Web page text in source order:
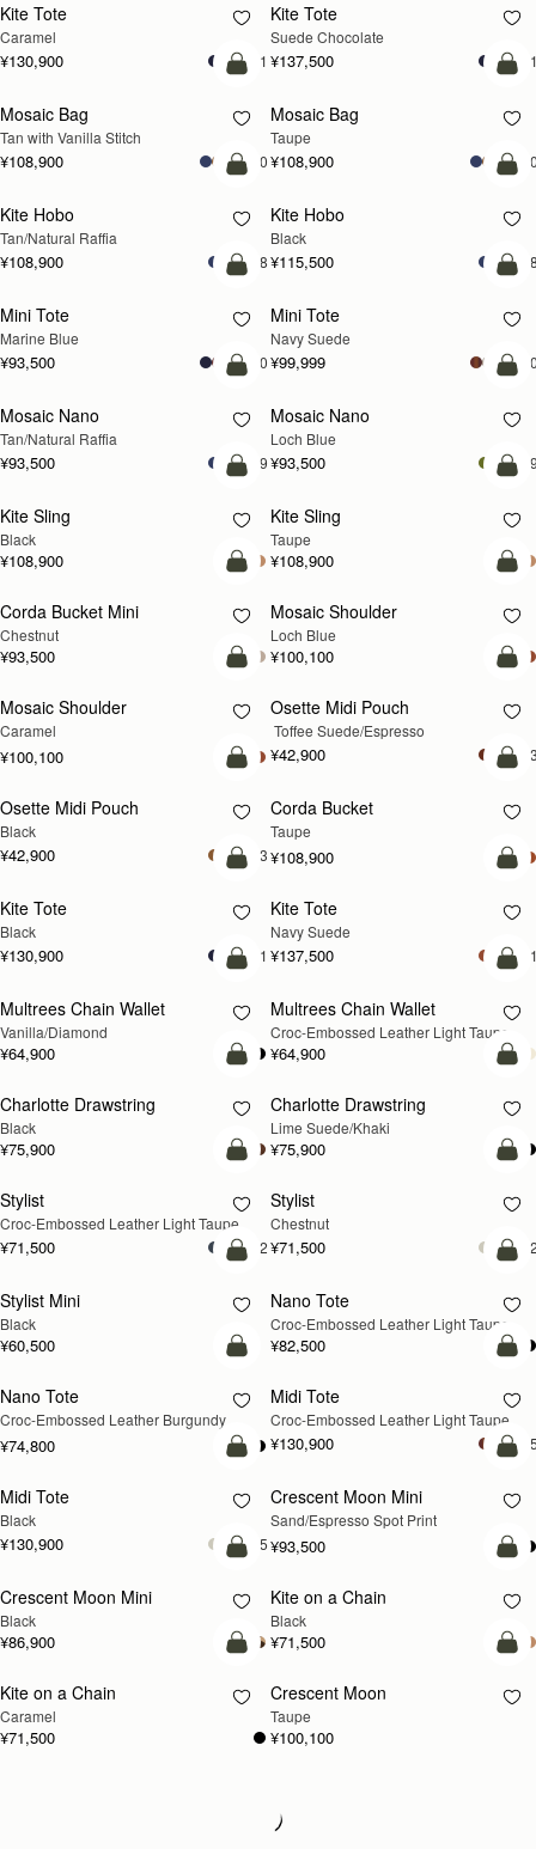
Kite Tote
Caramel
¥130,900 +1
Kite Tote
Suede Chocolate
¥137,500
カートに追加
Mosaic Bag
Tan with Vanilla Stitch
¥108,900 +10
カ
Mosaic Bag
Taupe
¥108,900
カートに追加
Kite Hobo
Tan/Natural Raffia
¥108,900 +8
カ
Kite Hobo
Black
¥115,500
カートに追加
Mini Tote
Marine Blue
¥93,500 +10
新登場
カ
Mini Tote
Navy Suede
¥99,999
予約する
予約する
Mosaic Nano
Tan/Natural Raffia
¥93,500 +9
新登場
カ
Mosaic Nano
Loch Blue
¥93,500
カートに追加
Kite Sling
Black
¥108,900
カ
Kite Sling
Taupe
¥108,900
カートに追加
Corda Bucket Mini
Chestnut
¥93,500
新登場
カ
Mosaic Shoulder
Loch Blue
¥100,100
予約する
予約する
Mosaic Shoulder
Caramel
¥100,100
カ
Osette Midi Pouch
Toffee Suede/Espresso
¥42,900
カートに追加
Osette Midi Pouch
Black
¥42,900 +3
カ
Corda Bucket
Taupe
¥108,900
カートに追加
Kite Tote
Black
¥130,900 +1
新登場
カ
Kite Tote
Navy Suede
¥137,500
カートに追加
Multrees Chain Wallet
Vanilla/Diamond
¥64,900
新登場
カ
Multrees Chain Wallet
Croc-Embossed Leather Light Taupe
¥64,900
カートに追加
Charlotte Drawstring
Black
¥75,900
カ
Charlotte Drawstring
Lime Suede/Khaki
¥75,900
新登場
カートに追加
Stylist
Croc-Embossed Leather Light Taupe
¥71,500 +2
カ
Stylist
Chestnut
¥71,500
カートに追加
Stylist Mini
Black
¥60,500
新登場
カ
Nano Tote
Croc-Embossed Leather Light Taupe
¥82,500
カートに追加
Nano Tote
Croc-Embossed Leather Burgundy
¥74,800
新登場
カ
Midi Tote
Croc-Embossed Leather Light Taupe
¥130,900
カートに追加
Midi Tote
Black
¥130,900 +5
カ
Crescent Moon Mini
Sand/Espresso Spot Print
¥93,500
カートに追加
Crescent Moon Mini
Black
¥86,900
カ
Kite on a Chain
Black
¥71,500
新登場
カートに追加
Kite on a Chain
Caramel
¥71,500
新登場
カ
Crescent Moon
Taupe
¥100,100
Loading
Loading...